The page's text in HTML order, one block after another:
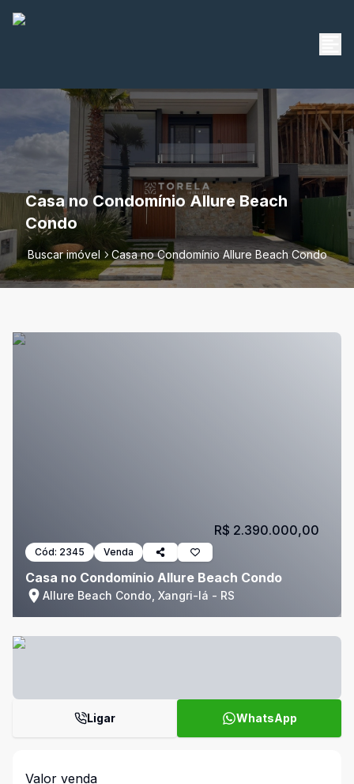
Casa no Condomínio Allure Beach
Condo
Buscar imóvel Casa no Condomínio Allure Beach Condo
Cód: 2345 Venda
Casa no Condomínio Allure Beach Condo
Allure Beach Condo, Xangri-lá - RS
R$ 2.390.000,00
Ligar WhatsApp
Valor venda